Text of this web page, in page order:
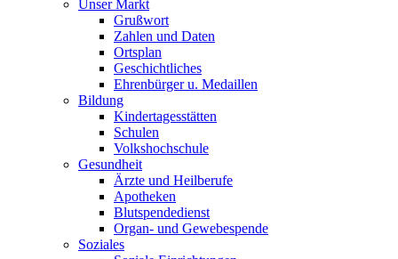
Unser Markt
Grußwort
Zahlen und Daten
Ortsplan
Geschichtliches
Ehrenbürger u. Medaillen
Bildung
Kindertagesstätten
Schulen
Volkshochschule
Gesundheit
Ärzte und Heilberufe
Apotheken
Blutspendedienst
Organ- und Gewebespende
Soziales